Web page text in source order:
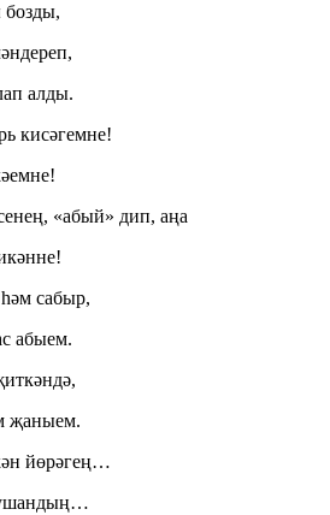
алды.
кисәгемне!
«абый» дип, аңа
сабыр,
абыем.
җаныем.
йөрәгең…